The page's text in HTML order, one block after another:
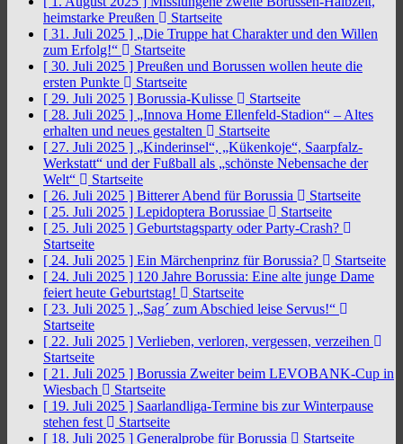
heimstarke Preußen
Startseite
[ 31. Juli 2025 ] „Die Truppe hat Charakter und den Willen
zum Erfolg!“
Startseite
[ 30. Juli 2025 ] Preußen und Borussen wollen heute die
ersten Punkte
Startseite
[ 29. Juli 2025 ] Borussia-Kulisse
Startseite
[ 28. Juli 2025 ] „Innova Home Ellenfeld-Stadion“ – Altes
erhalten und neues gestalten
Startseite
[ 27. Juli 2025 ] „Kinderinsel“, „Kükenkoje“, Saarpfalz-
Werkstatt“ und der Fußball als „schönste Nebensache der
Welt“
Startseite
[ 26. Juli 2025 ] Bitterer Abend für Borussia
Startseite
[ 25. Juli 2025 ] Lepidoptera Borussiae
Startseite
[ 25. Juli 2025 ] Geburtstagsparty oder Party-Crash?
Startseite
[ 24. Juli 2025 ] Ein Märchenprinz für Borussia?
Startseite
[ 24. Juli 2025 ] 120 Jahre Borussia: Eine alte junge Dame
feiert heute Geburtstag!
Startseite
[ 23. Juli 2025 ] „Sag´ zum Abschied leise Servus!“
Startseite
[ 22. Juli 2025 ] Verlieben, verloren, vergessen, verzeihen
Startseite
[ 21. Juli 2025 ] Borussia Zweiter beim LEVOBANK-Cup in
Wiesbach
Startseite
[ 19. Juli 2025 ] Saarlandliga-Termine bis zur Winterpause
stehen fest
Startseite
[ 18. Juli 2025 ] Generalprobe für Borussia Startseite